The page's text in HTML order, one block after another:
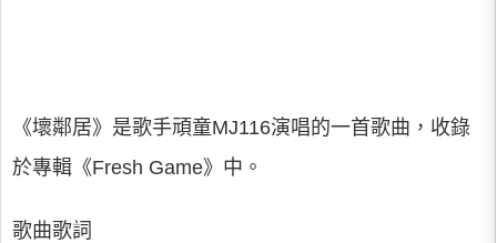
《壞鄰居》是歌手頑童MJ116演唱的一首歌曲，收錄
於專輯《Fresh Game》中。
歌曲歌詞